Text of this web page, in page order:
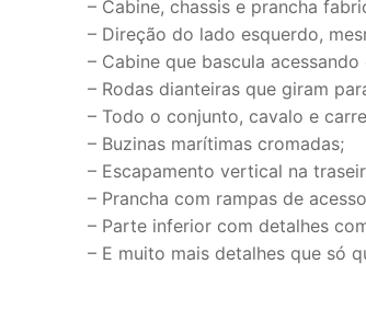
– Cabine, chassis e prancha
– Direção do lado esquerdo,
– Cabine que bascula
– Rodas dianteiras que giram
– Todo o conjunto, cavalo e
– Buzinas marítimas cromadas;
– Escapamento vertical na
– Prancha com rampas de
– Parte inferior com detalhes
– E muito mais detalhes que só